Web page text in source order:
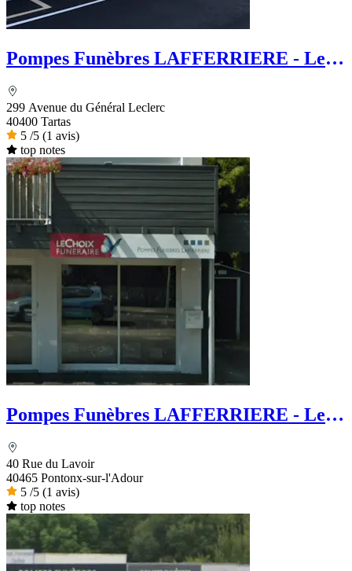
Pompes Funèbres LAFFERRIERE - Le
299 Avenue du Général Leclerc
40400 Tartas
5 /5 (1 avis)
top notes
Pompes Funèbres LAFFERRIERE - Le
40 Rue du Lavoir
40465 Pontonx-sur-l'Adour
5 /5 (1 avis)
top notes